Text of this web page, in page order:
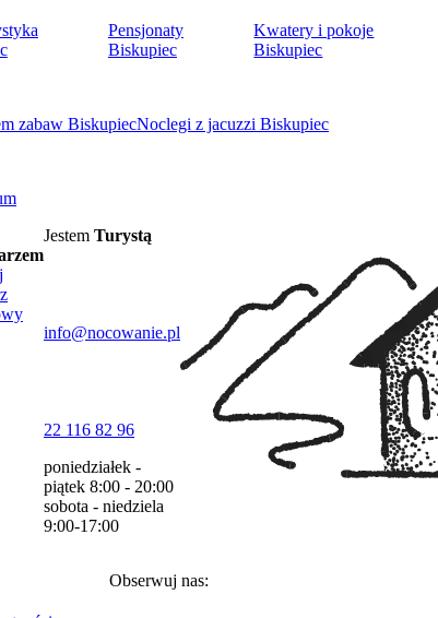
Pensjonaty
Biskupiec
Kwatery i pokoje
Biskupiec
zabaw BiskupiecNoclegi z jacuzzi Biskupiec
Jestem Turystą
info@nocowanie.pl
22 116 82 96
poniedziałek -
piątek 8:00 - 20:00
sobota - niedziela
9:00-17:00
Obserwuj nas: